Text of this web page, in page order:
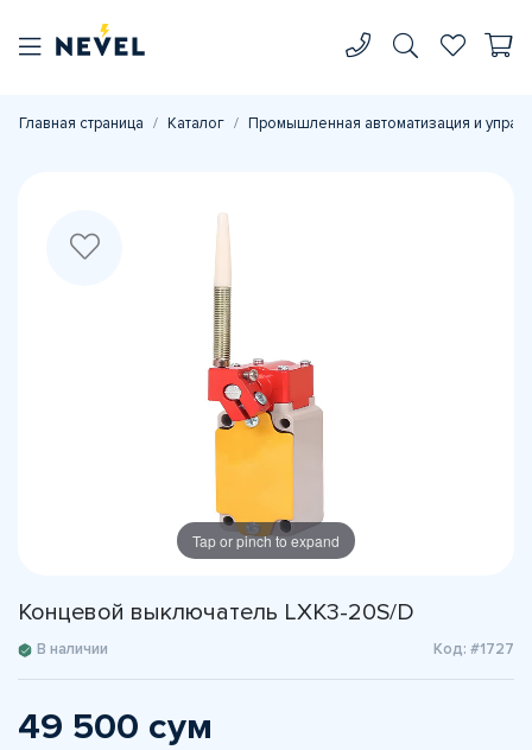
Главная страница Каталог Промышленная автоматизация и
Tap or pinch to expand
Концевой выключатель LXK3-20S/D
В наличии Код: #1727
49 500 сум